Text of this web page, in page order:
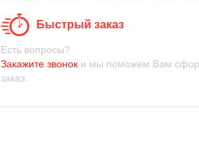
Быстрый заказ
Есть вопросы?
Закажите звоноки мы поможем Вам
заказ.